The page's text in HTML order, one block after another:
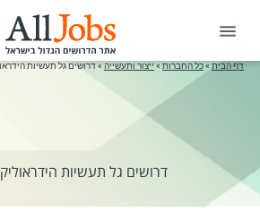
דף הבית »כל החברות » ייצור ותעשייה »דרושים גל תעשיות
דרושים גל תעשיות